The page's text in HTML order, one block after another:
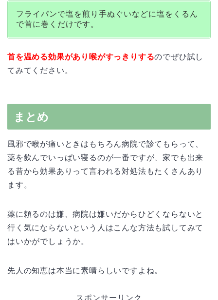
フライパンで塩を煎り手ぬぐいなどに塩をくるん
で首に巻くだけです。
首を温める効果があり喉がすっきりするのでぜひ試し
てみてください。
まとめ
風邪で喉が痛いときはもちろん病院で診てもらって、
薬を飲んでいっぱい寝るのが一番ですが、家でも出来
る昔から効果ありって言われる対処法もたくさんあり
ます。
薬に頼るのは嫌、病院は嫌いだからひどくならないと
行く気にならないという人はこんな方法も試してみて
はいかがでしょうか。
先人の知恵は本当に素晴らしいですよね。
スポンサーリンク